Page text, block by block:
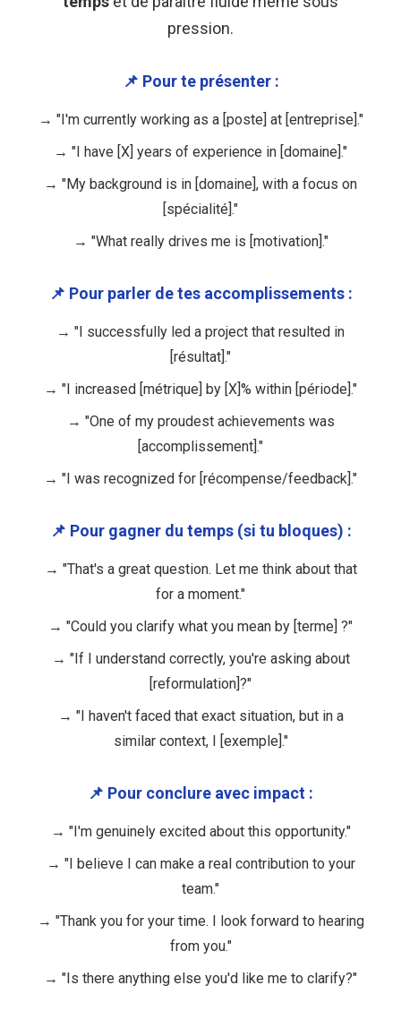
pression.
📌 Pour te présenter :
→ "I'm currently working as a [poste] at [entreprise]."
→ "I have [X] years of experience in [domaine]."
→ "My background is in [domaine], with a focus on
[spécialité]."
→ "What really drives me is [motivation]."
📌 Pour parler de tes accomplissements :
→ "I successfully led a project that resulted in
[résultat]."
→ "I increased [métrique] by [X]% within [période]."
→ "One of my proudest achievements was
[accomplissement]."
→ "I was recognized for [récompense/feedback]."
📌 Pour gagner du temps (si tu bloques) :
→ "That's a great question. Let me think about that
for a moment."
→ "Could you clarify what you mean by [terme] ?"
→ "If I understand correctly, you're asking about
[reformulation]?"
→ "I haven't faced that exact situation, but in a
similar context, I [exemple]."
📌 Pour conclure avec impact :
→ "I'm genuinely excited about this opportunity."
→ "I believe I can make a real contribution to your
team."
→ "Thank you for your time. I look forward to hearing
from you."
→ "Is there anything else you'd like me to clarify?"